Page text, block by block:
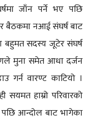
जाँन पर्ने भए पछि
बैठकमा नआई संघर्ष बाट
बहुमत सदस्य जूटेर संघर्ष
मुना समेत आधा दर्जन
गर्न वारण्ट काटियो ।
सयमत हाम्रो परिवारको
आन्दोल बाट भागेका